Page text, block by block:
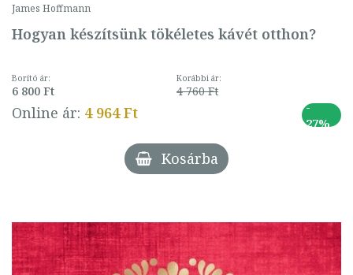
James Hoffmann
Hogyan készítsünk tökéletes kávét otthon?
Borító ár:
6 800 Ft
Korábbi ár:
4 760 Ft
Online ár: 4 964 Ft
-
27%
Kosárba